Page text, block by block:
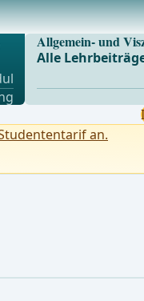
Allgemein- und
Alle
an.